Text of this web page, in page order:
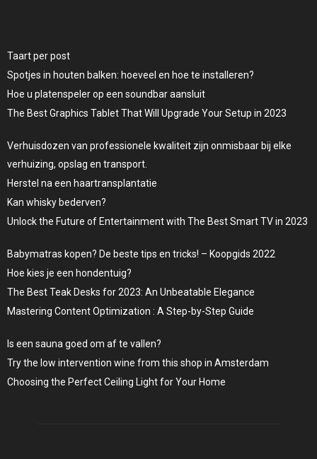
Taart per post
Spotjes in houten balken: hoeveel en hoe te installeren?
Hoe u platenspeler op een soundbar aansluit
The Best Graphics Tablet That Will Upgrade Your Setup in 2023
Verhuisdozen van professionele kwaliteit zijn onmisbaar bij elke
verhuizing, opslag en transport.
Herstel na een haartransplantatie
Kan whisky bederven?
Unlock the Future of Entertainment with The Best Smart TV in 2023
Babymatras kopen? De beste tips en tricks! – Koopgids 2022
Hoe kies je een hondentuig?
The Best Teak Desks for 2023: An Unbeatable Elegance
Mastering Content Optimization : A Step-by-Step Guide
Is een sauna goed om af te vallen?
Try the low intervention wine from this shop in Amsterdam
Choosing the Perfect Ceiling Light for Your Home